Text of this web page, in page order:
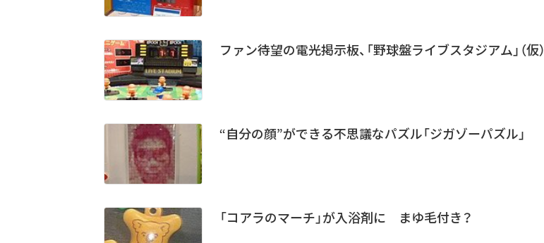
ファン待望の電光掲示板、「野球盤ライブスタジアム」（仮）
“自分の顔”ができる不思議なパズル「ジガゾーパズル」
「コアラのマーチ」が入浴剤に まゆ毛付き？